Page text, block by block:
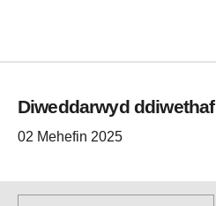
Diweddarwyd ddiwethaf
02 Mehefin 2025